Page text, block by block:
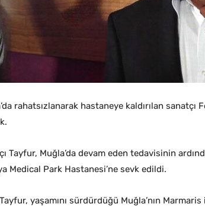
rahatsızlanarak hastaneye kaldırılan sanatçı
Tayfur, Muğla’da devam eden tedavisinin
Medical Park Hastanesi’ne sevk edildi.
yaşamını sürdürdüğü Muğla’nın